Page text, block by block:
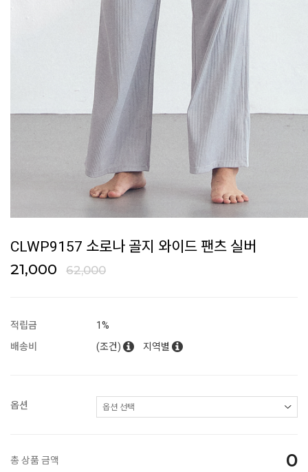
CLWP9157 소로나 골지 와이드 팬츠 실버
21,000 62,000
적립금
1%
배송비
(조건) 지역별
옵션
총 상품 금액 0